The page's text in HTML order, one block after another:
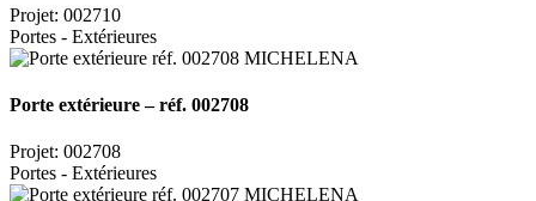
Projet: 002710
Portes - Extérieures
Porte extérieure – réf. 002708
Projet: 002708
Portes - Extérieures